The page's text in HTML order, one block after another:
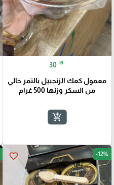
30 ₪
معمول كعك الزنجبيل بالتمر خالي
من السكر وزنها 500 غرام
add_shopping_cart
favorite_border -12%